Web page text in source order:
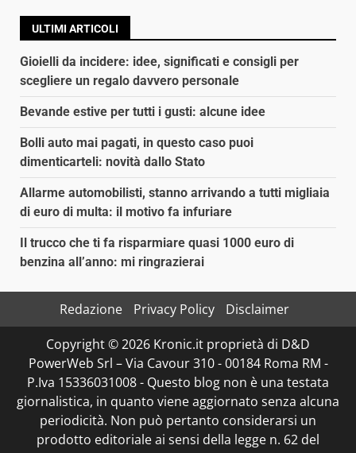
ULTIMI ARTICOLI
Gioielli da incidere: idee, significati e consigli per
scegliere un regalo davvero personale
Bevande estive per tutti i gusti: alcune idee
Bolli auto mai pagati, in questo caso puoi
dimenticarteli: novità dallo Stato
Allarme automobilisti, stanno arrivando a tutti migliaia
di euro di multa: il motivo fa infuriare
Il trucco che ti fa risparmiare quasi 1000 euro di
benzina all’anno: mi ringrazierai
Redazione Privacy Policy
Disclaimer
Copyright © 2026 Kronic.it proprietà di D&D
PowerWeb Srl – Via Cavour 310 - 00184 Roma RM -
P.Iva 15336031008 - Questo blog non è una testata
giornalistica, in quanto viene aggiornato senza alcuna
periodicità. Non può pertanto considerarsi un
prodotto editoriale ai sensi della legge n. 62 del